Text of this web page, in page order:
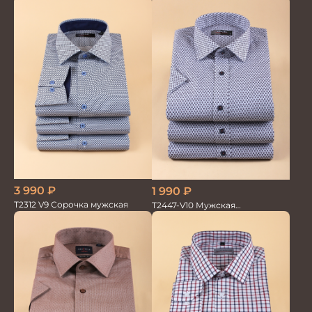
3 990 ₽
T2312 V9 Сорочка мужская
1 990 ₽
T2447-V10 Мужская
текстильная рубашка /